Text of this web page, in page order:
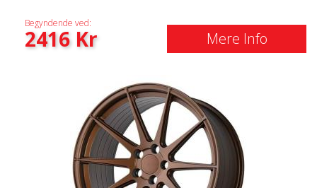
Begyndende ved:
2416Kr Mere Info